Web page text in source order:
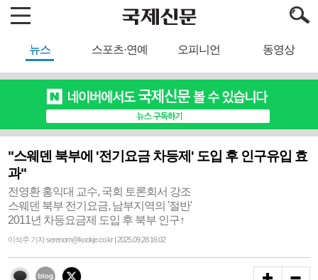
뉴스 스포츠·연예 오피니언 동영상
"스웨덴 북부에 '전기요금 차등제' 도입 후 인구유입 효
과"
전영환 홍익대 교수, 국회 토론회서 강조
스웨덴 북부 전기요금, 남부지역의 '절반'
2011년 차등요금제 도입 후 북부 인구↑
이석주 기자 serenom@kookje.co.kr | 2025.09.28 16:02